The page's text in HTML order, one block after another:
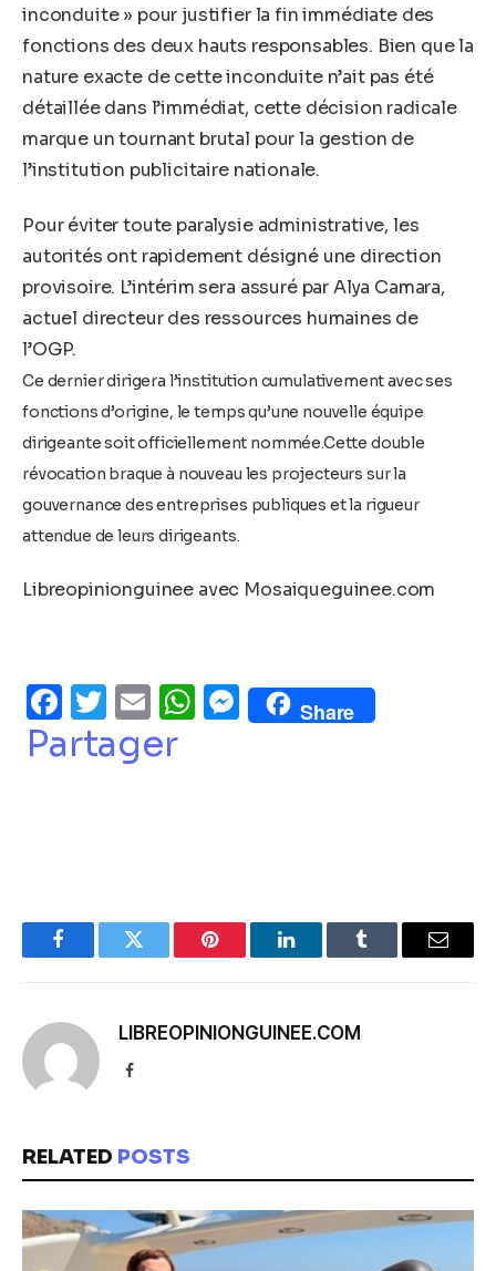
inconduite » pour justifier la fin immédiate des
fonctions des deux hauts responsables. Bien que la
nature exacte de cette inconduite n’ait pas été
détaillée dans l’immédiat, cette décision radicale
marque un tournant brutal pour la gestion de
l’institution publicitaire nationale.
Pour éviter toute paralysie administrative, les
autorités ont rapidement désigné une direction
provisoire. L’intérim sera assuré par Alya Camara,
actuel directeur des ressources humaines de
l’OGP.
Ce dernier dirigera l’institution cumulativement avec ses
fonctions d’origine, le temps qu’une nouvelle équipe
dirigeante soit officiellement nommée.Cette double
révocation braque à nouveau les projecteurs sur la
gouvernance des entreprises publiques et la rigueur
attendue de leurs dirigeants.
Libreopinionguinee avec Mosaiqueguinee.com
Facebook
Twitter
EmailWhatsApp
Messenger
Share
Partager
FacebookTwitter Pinterest LinkedInTumblr Email
LIBREOPINIONGUINEE.COM
Facebook
RELATED POSTS